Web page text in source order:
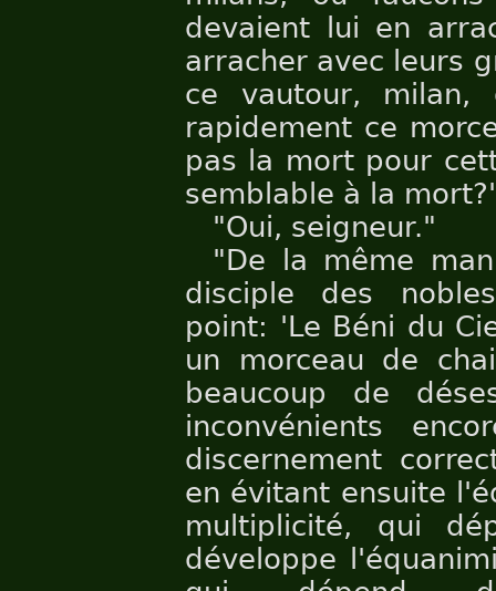
devaient lui en
arracher avec leurs
ce vautour, milan,
rapidement ce
pas la mort pour
semblable à la
"Oui, seigneur."
"De la même
disciple des
point: 'Le Béni du
un morceau de
beaucoup de
inconvénients
discernement
en évitant ensuite
multiplicité, qui
développe